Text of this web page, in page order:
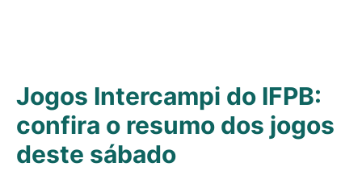
Jogos Intercampi do IFPB:
confira o resumo dos jogos
deste sábado